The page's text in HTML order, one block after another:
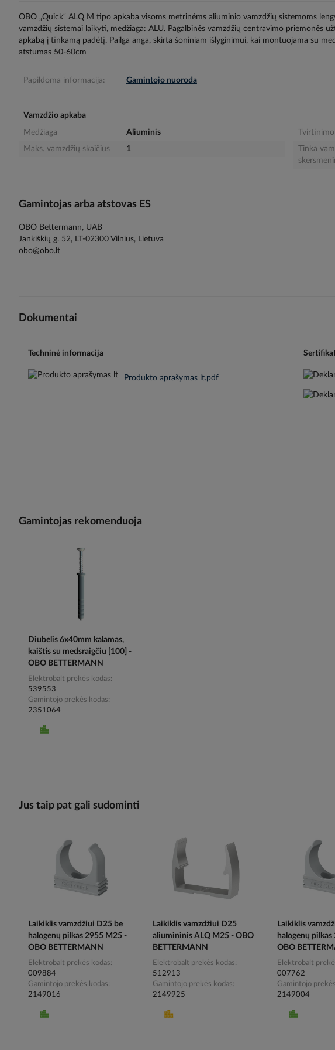
OBO „Quick“ ALQ M tipo apkaba visoms metrinėms aliuminio vamzdžių sistemoms
vamzdžių sistemai laikyti, medžiaga: ALU. Pagalbinės vamzdžių centravimo priemonės
apkabą į tinkamą padėtį. Pailga anga, skirta šoniniam išlyginimui, kai montuojama su
atstumas 50-60cm
Papildoma informacija: Gamintojo nuoroda
Vamzdžio apkaba
Medžiaga
Aliuminis
Maks. vamzdžių skaičius
1
Tinka
Gamintojas arba atstovas ES
OBO Bettermann, UAB
Jankiškių g. 52, LT-02300 Vilnius, Lietuva
obo@obo.lt
Dokumentai
Techninė informacija
Produkto aprašymas lt.pdf
Gamintojas rekomenduoja
Diubelis 6x40mm kalamas,
kaištis su medsraigčiu [100] -
OBO BETTERMANN
Elektrobalt prekės kodas
539553
Gamintojo prekės kodas
2351064
Jus taip pat gali sudominti
Laikiklis vamzdžiui D25 be
halogenų pilkas 2955 M25 -
OBO BETTERMANN
Elektrobalt prekės kodas
009884
Gamintojo prekės kodas
2149016
Laikiklis vamzdžiui D25
aliumininis ALQ M25 - OBO
BETTERMANN
Elektrobalt prekės kodas
512913
Gamintojo prekės kodas
2149925
Laikiklis
halogenų
OBO
Elektrobalt
007762
Gamintojo
2149004